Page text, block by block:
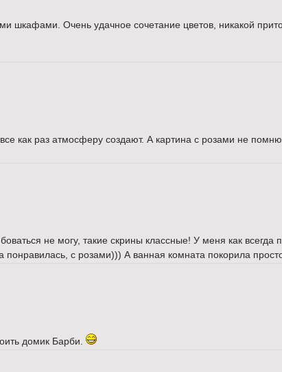
шкафами. Очень удачное сочетание цветов, никакой
как раз атмосферу создают. А картина с розами не
не могу, такие скрины классные! У меня как всегда
с розами))) А ванная комната покорила
домик Барби.